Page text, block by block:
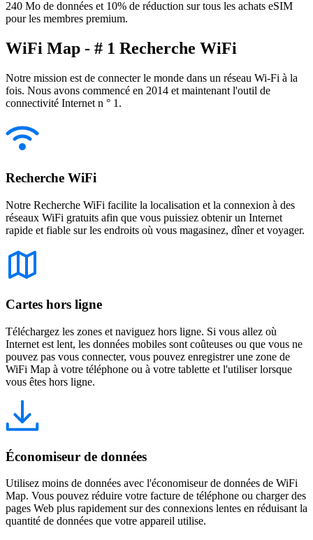
240 Mo de données et 10% de réduction sur tous les achats eSIM
pour les membres premium.
WiFi Map - # 1 Recherche WiFi
Notre mission est de connecter le monde dans un réseau Wi-Fi à la
fois. Nous avons commencé en 2014 et maintenant l'outil de
connectivité Internet n ° 1.
Recherche WiFi
Notre Recherche WiFi facilite la localisation et la connexion à des
réseaux WiFi gratuits afin que vous puissiez obtenir un Internet
rapide et fiable sur les endroits où vous magasinez, dîner et voyager.
Cartes hors ligne
Téléchargez les zones et naviguez hors ligne. Si vous allez où
Internet est lent, les données mobiles sont coûteuses ou que vous ne
pouvez pas vous connecter, vous pouvez enregistrer une zone de
WiFi Map à votre téléphone ou à votre tablette et l'utiliser lorsque
vous êtes hors ligne.
Économiseur de données
Utilisez moins de données avec l'économiseur de données de WiFi
Map. Vous pouvez réduire votre facture de téléphone ou charger des
pages Web plus rapidement sur des connexions lentes en réduisant la
quantité de données que votre appareil utilise.